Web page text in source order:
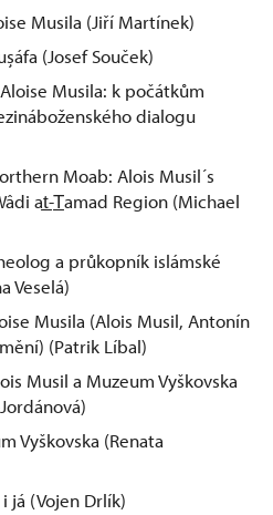
Musila (Jiří Martínek)
(Josef Souček)
Musila: k počátkům
dialogu
Moab: Alois Musil´s
at̲-T̲amad Region (Michael
a průkopník islámské
Veselá)
Musila (Alois Musil, Antonín
(Patrik Líbal)
Musil a Muzeum Vyškovska
Vyškovska (Renata
já (Vojen Drlík)